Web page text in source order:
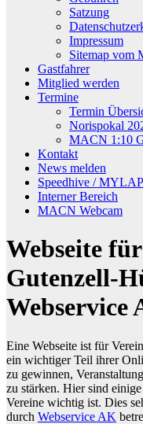
Satzung
Impressum
Sitemap vom
Gastfahrer
Mitglied werden
Termine
Termin
Norispokal
MACN 1:10
Kontakt
News melden
Speedhive /
Interner Bereich
MACN Webcam
Webseite
Gutenzell-
Webservice
Eine Webseite ist für
ein wichtiger Teil ihrer
zu gewinnen,
zu stärken. Hier sind
Vereine wichtig ist. Dies
durch Webservice AK